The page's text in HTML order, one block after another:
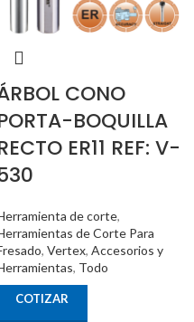
CONO
BOQUILLA
ER11 REF: V-
de corte,
de Corte Para
, Vertex, Accesorios y
, Todo
COTIZAR